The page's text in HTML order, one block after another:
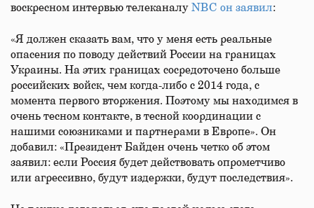
воскресном интервью телеканалу NBC он заявил:
«Я должен сказать вам, что у меня есть реальные
опасения по поводу действий России на границах
Украины. На этих границах сосредоточено больше
российских войск, чем когда-​либо с 2014 года, с
момента первого вторжения. Поэтому мы находимся в
очень тесном контакте, в тесной координации с
нашими союзниками и партнерами в Европе». Он
добавил: «Президент Байден очень четко об этом
заявил: если Россия будет действовать опрометчиво
или агрессивно, будут издержки, будут последствия».